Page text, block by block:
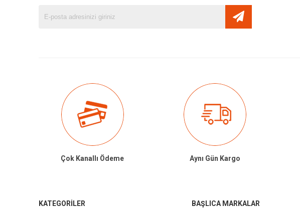
Çok Kanallı Ödeme Aynı Gün Kargo
KATEGORILER
BAŞLICA MARKALAR